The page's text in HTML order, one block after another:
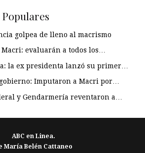
golpea de lleno al macrismo
Macri: evaluarán a todos los…
la ex presidenta lanzó su primer…
Imputaron a Macri por…
y Gendarmería reventaron a…
ABC en Linea.
María Belén Cattaneo